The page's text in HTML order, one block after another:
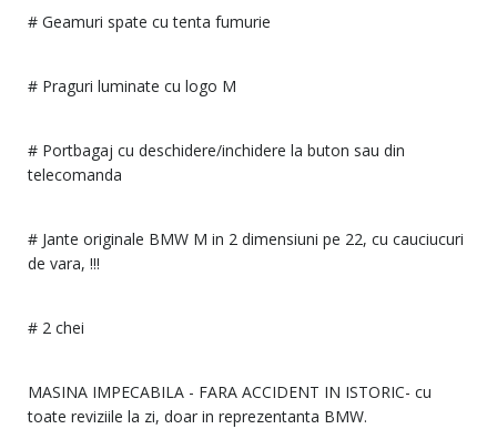
# Geamuri spate cu tenta fumurie
# Praguri luminate cu logo M
# Portbagaj cu deschidere/inchidere la buton sau din
telecomanda
# Jante originale BMW M in 2 dimensiuni pe 22, cu cauciucuri
de vara, !!!
# 2 chei
MASINA IMPECABILA - FARA ACCIDENT IN ISTORIC- cu
toate reviziile la zi, doar in reprezentanta BMW.